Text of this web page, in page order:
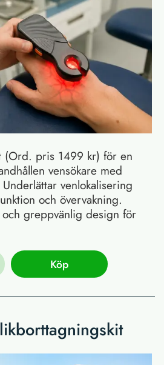
pris 1499 kr) för en
vensökare med
venlokalisering
och övervakning.
och greppvänlig design för
Köp